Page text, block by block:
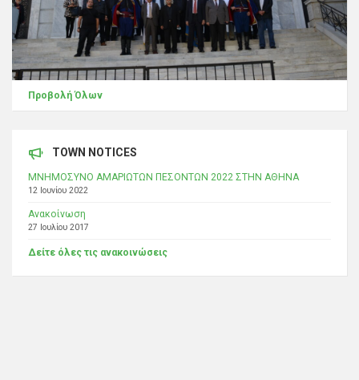
Προβολή Όλων
TOWN NOTICES
ΜΝΗΜΟΣΥΝΟ ΑΜΑΡΙΩΤΩΝ ΠΕΣΟΝΤΩΝ 2022 ΣΤΗΝ ΑΘΗΝΑ
12 Ιουνίου 2022
Ανακοίνωση
27 Ιουλίου 2017
Δείτε όλες τις ανακοινώσεις